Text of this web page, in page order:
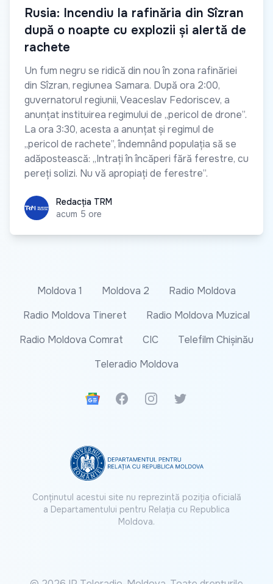
Rusia: Incendiu la rafinăria din Sîzran
după o noapte cu explozii și alertă de
rachete
Un fum negru se ridică din nou în zona rafinăriei
din Sîzran, regiunea Samara. După ora 2:00,
guvernatorul regiunii, Veaceslav Fedoriscev, a
anunțat instituirea regimului de „pericol de drone”.
La ora 3:30, acesta a anunțat și regimul de
„pericol de rachete”, îndemnând populația să se
adăpostească: „Intrați în încăperi fără ferestre, cu
pereți solizi. Nu vă apropiați de ferestre”.
Redacția TRM
Redacția TRM
acum 5 ore
Moldova 1 Moldova 2
Radio Moldova
Radio Moldova Tineret
Radio Moldova Muzical
Radio Moldova Comrat
CIC
Telefilm Chișinău
Teleradio Moldova
Google News
FacebookInstagramTwitter
Conținutul acestui site nu reprezintă poziția oficială
a Departamentului pentru Relația cu Republica
Moldova.